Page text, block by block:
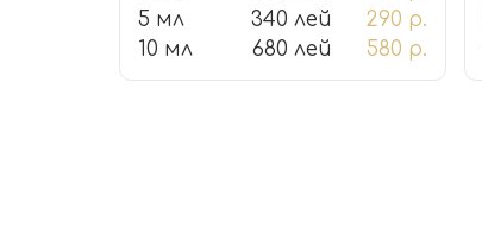
5 мл
340 лей
290 р.
10 мл
680 лей 580 р.